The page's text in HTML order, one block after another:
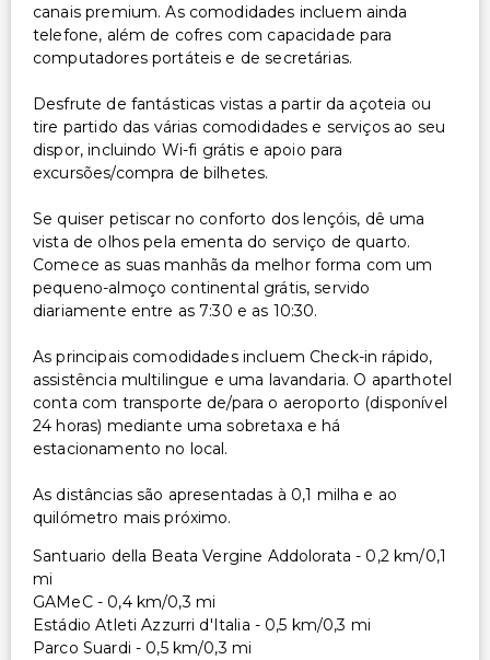
canais premium. As comodidades incluem ainda
telefone, além de cofres com capacidade para
computadores portáteis e de secretárias.
Desfrute de fantásticas vistas a partir da açoteia ou
tire partido das várias comodidades e serviços ao seu
dispor, incluindo Wi-fi grátis e apoio para
excursões/compra de bilhetes.
Se quiser petiscar no conforto dos lençóis, dê uma
vista de olhos pela ementa do serviço de quarto.
Comece as suas manhãs da melhor forma com um
pequeno-almoço continental grátis, servido
diariamente entre as 7:30 e as 10:30.
As principais comodidades incluem Check-in rápido,
assistência multilingue e uma lavandaria. O aparthotel
conta com transporte de/para o aeroporto (disponível
24 horas) mediante uma sobretaxa e há
estacionamento no local.
As distâncias são apresentadas à 0,1 milha e ao
quilómetro mais próximo.
Santuario della Beata Vergine Addolorata - 0,2 km/0,1
mi
GAMeC - 0,4 km/0,3 mi
Estádio Atleti Azzurri d'Italia - 0,5 km/0,3 mi
Parco Suardi - 0,5 km/0,3 mi